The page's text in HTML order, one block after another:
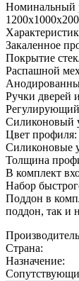
Номинальный
Закаленное
Покрытие
Распашной
Ручки дверей
Силиконовый
Цвет профиля:
Силиконовые
Толщина
В комплект
Набор
Поддон в
поддон, так и
Страна:
Назначение: